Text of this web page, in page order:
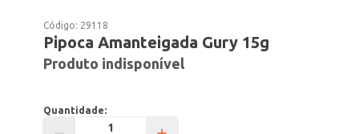
Código: 29118
Pipoca Amanteigada Gury 15g
Produto indisponível
Quantidade: